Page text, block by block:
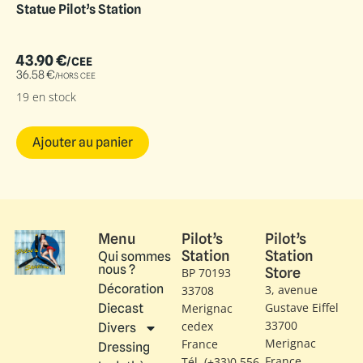
Statue Pilot’s Station
43.90€/CEE
36.58€/HORS CEE
19 en stock
Ajouter au panier
Menu
Qui sommes
nous ?
Décoration
Diecast
Divers
Dressing
Pilot’s
Station
BP 70193
33708
Merignac
cedex
France
Pilot’s
Station
Store
3, avenue
Gustave Eiffel​
33700
Merignac